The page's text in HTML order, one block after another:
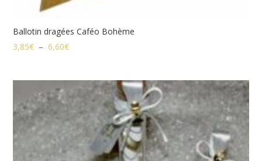
Ballotin dragées Caféo Bohème
3,85€ – 6,60€Plage
6,60€